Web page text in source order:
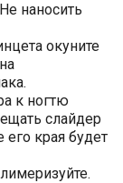
наносить
окуните
к ногтю
слайдер
края будет